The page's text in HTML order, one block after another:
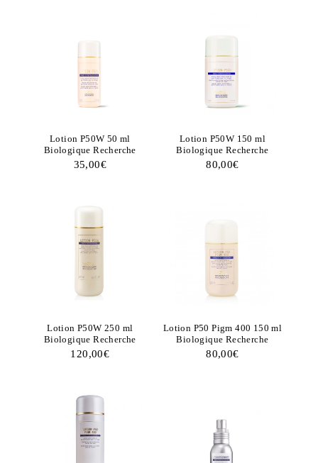
Lotion P50W 50 ml
Biologique Recherche
35,00€
Lotion P50W 150 ml
Biologique Recherche
80,00€
Lotion P50W 250 ml
Biologique Recherche
120,00€
Lotion P50 Pigm 400 150 ml
Biologique Recherche
80,00€